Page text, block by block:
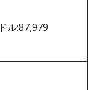
ドル;87,979